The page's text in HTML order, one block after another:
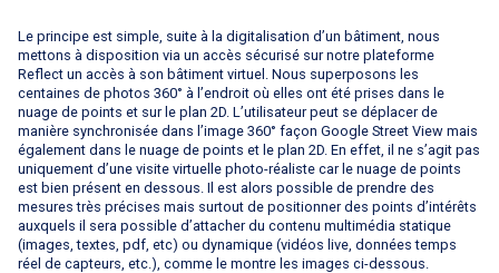
Le principe est simple, suite à la digitalisation d’un bâtiment, nous
mettons à disposition via un accès sécurisé sur notre plateforme
Reflect un accès à son bâtiment virtuel. Nous superposons les
centaines de photos 360° à l’endroit où elles ont été prises dans le
nuage de points et sur le plan 2D. L’utilisateur peut se déplacer de
manière synchronisée dans l’image 360° façon Google Street View mais
également dans le nuage de points et le plan 2D. En effet, il ne s’agit pas
uniquement d’une visite virtuelle photo-réaliste car le nuage de points
est bien présent en dessous. Il est alors possible de prendre des
mesures très précises mais surtout de positionner des points d’intérêts
auxquels il sera possible d’attacher du contenu multimédia statique
(images, textes, pdf, etc) ou dynamique (vidéos live, données temps
réel de capteurs, etc.), comme le montre les images ci-dessous.